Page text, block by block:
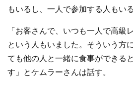
もいるし、一人で参加する人もいる
「お客さんで、いつも一人で高級
という人もいました。そういう方
ても他の人と一緒に食事ができる
す」とケムラーさんは話す。